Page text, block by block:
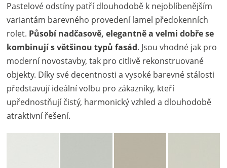
Pastelové odstíny patří dlouhodobě k nejoblíbenějším
variantám barevného provedení lamel předokenních
rolet. Působí nadčasově, elegantně a velmi dobře se
kombinují s většinou typů fasád. Jsou vhodné jak pro
moderní novostavby, tak pro citlivě rekonstruované
objekty. Díky své decentnosti a vysoké barevné stálosti
představují ideální volbu pro zákazníky, kteří
upřednostňují čistý, harmonický vzhled a dlouhodobě
atraktivní řešení.